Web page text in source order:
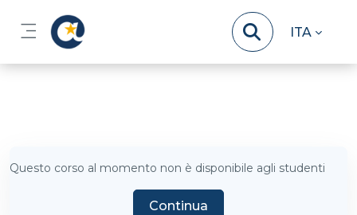
Pannello laterale
ITA
Questo corso al momento non è disponibile agli studenti
Continua